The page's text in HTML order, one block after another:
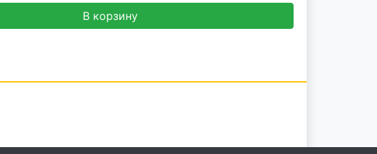
В корзину